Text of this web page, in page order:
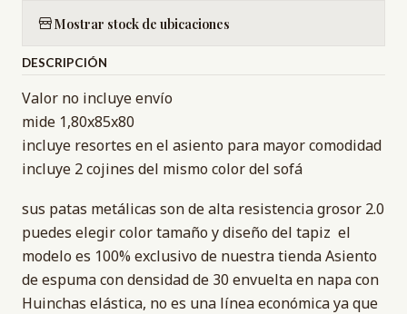
Mostrar stock de ubicaciones
DESCRIPCIÓN
Valor no incluye envío
mide 1,80x85x80
incluye resortes en el asiento para mayor comodidad
incluye 2 cojines del mismo color del sofá
sus patas metálicas son de alta resistencia grosor 2.0
puedes elegir color tamaño y diseño del tapiz el
modelo es 100% exclusivo de nuestra tienda Asiento
de espuma con densidad de 30 envuelta en napa con
Huinchas elástica, no es una línea económica ya que